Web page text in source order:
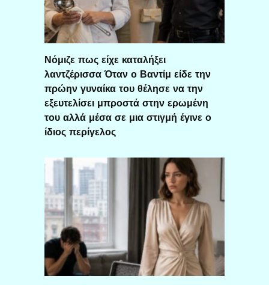
Νόμιζε πως είχε καταλήξει
λαντζέρισσα Όταν ο Βαντίμ είδε την
πρώην γυναίκα του θέλησε να την
εξευτελίσει μπροστά στην ερωμένη
του αλλά μέσα σε μια στιγμή έγινε ο
ίδιος περίγελος